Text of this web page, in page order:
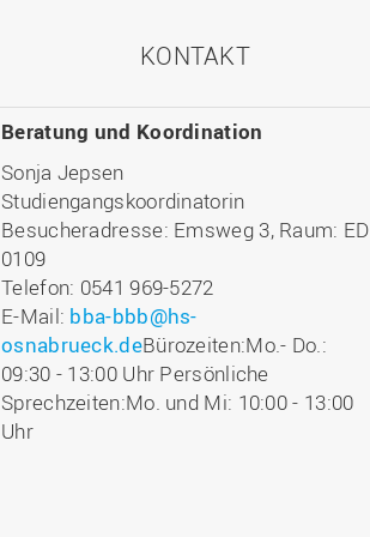
KONTAKT
Beratung und Koordination
Sonja Jepsen
Studiengangskoordinatorin
Besucheradresse: Emsweg 3, Raum: ED
0109
Telefon: 0541 969-5272
E-Mail: bba-bbb@hs-
osnabrueck.deBürozeiten:Mo.- Do.:
09:30 - 13:00 Uhr Persönliche
Sprechzeiten:Mo. und Mi: 10:00 - 13:00
Uhr